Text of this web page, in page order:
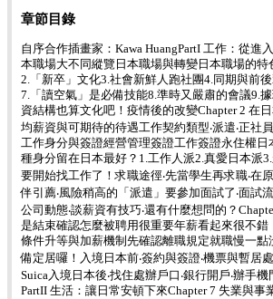
章節目錄
自序合作插畫家：Kawa HuangPartI 工作：從進
本職場大不同縱覽日本職場與轉變日本職場的特
2.「新卒」文化3.社會新鮮人跑社團4.同期與前
7.「讀空氣」是必備技能8.準時又嚴肅的會議9.
資結構也算文化吧！疫情後的改變Chapter 2 在
均薪資與可期待的待遇工作契約類型‧派遣‧正社
工作身分與簽證經營管理簽證工作簽證永住權日
種身分留在日本最好？1.工作人派2.真愛日本派
要開始找工作了！求職途徑‧先當學生再求職‧在
伴引薦‧風險稍高的「派遣」要參加面試了‧面試
公司動態‧談薪資有技巧‧還有什麼想問的？
是結束確認怎麼被聘用很重要年薪看起來很不錯
條件升等與加薪機制先確認離職規定就職慢一點
備定居囉！入境日本前‧簽約與簽證‧機票與暫居
Suica入境日本後‧找住處辦戶口‧銀行開戶‧辦手
PartII 生活：讓日常安頓下來Chapter 7 失業與事